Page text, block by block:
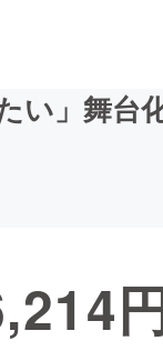
ファッション
」舞台